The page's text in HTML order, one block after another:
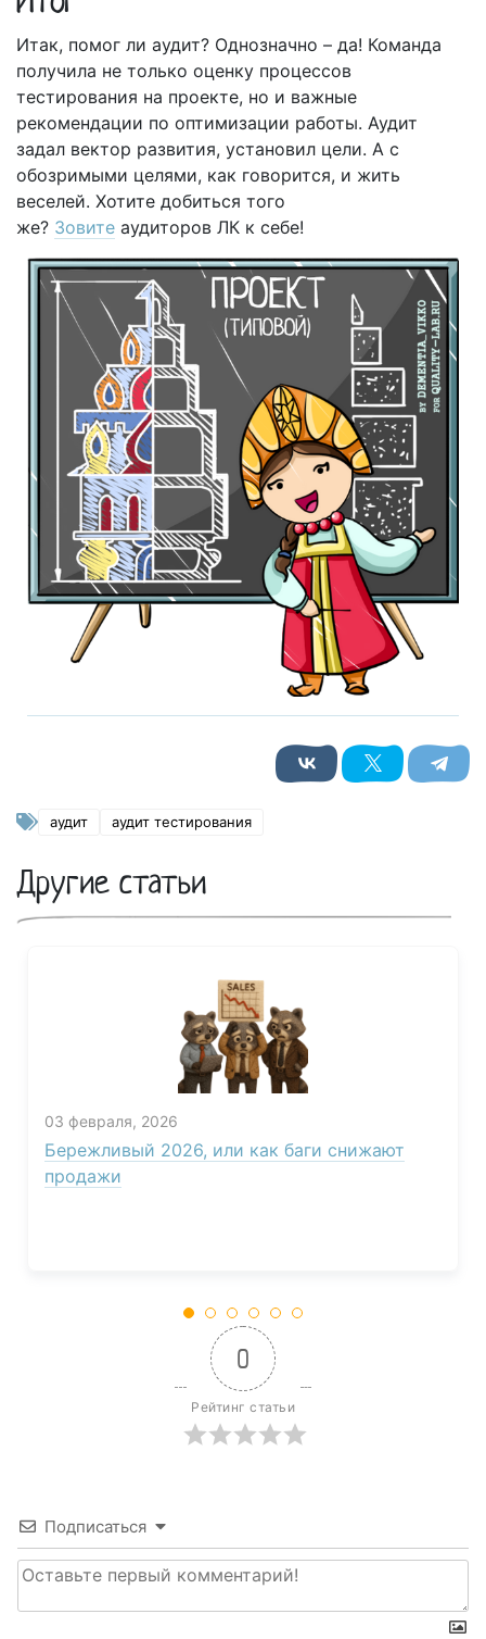
Итак, помог ли аудит? Однозначно – да! Команда
получила не только оценку процессов
тестирования на проекте, но и важные
рекомендации по оптимизации работы. Аудит
задал вектор развития, установил цели. А с
обозримыми целями, как говорится, и жить
веселей. Хотите добиться того
же? Зовите аудиторов ЛК к себе!
аудит аудит тестирования
Другие статьи
03 февраля, 2026
Бережливый 2026, или как баги снижают
продажи
0
Рейтинг статьи
Подписаться